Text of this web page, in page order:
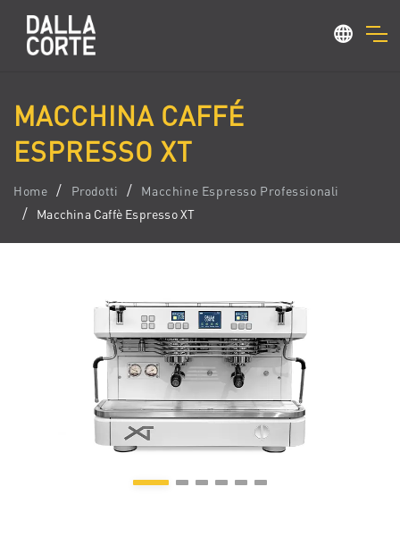
MACCHINA CAFFÉ
ESPRESSO XT
Home Prodotti
Macchine Espresso Professionali
Macchina Caffè Espresso XT